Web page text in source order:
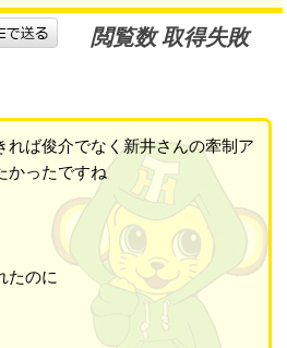
閲覧数 取得失敗
れば俊介でなく新井さんの牽制ア
かったですね
たのに